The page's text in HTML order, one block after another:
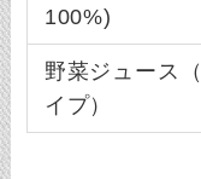
100%)
野菜ジュース
イプ）